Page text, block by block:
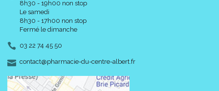
8h30 - 19h00 non stop
Le samedi
8h30 - 17h00 non stop
Fermé le dimanche
03 22 74 45 50
contact-
@-
pharmacie-du-centre-albert.fr